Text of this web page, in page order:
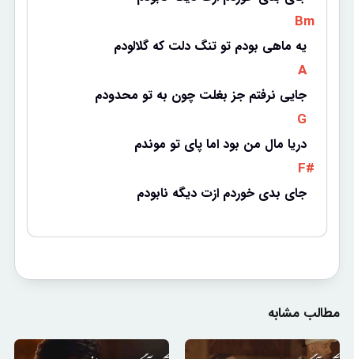
Bm
یه ماهی بودم تو تنگ دلت که گلالودم
A
جایی نرفتم جز بغلت چون به تو محدودم
G
دریا مال من بود اما پای تو موندم
F#
جای بدی خوردم ازت دیگه نابودم
مطالب مشابه